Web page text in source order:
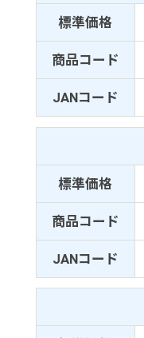
標準価格
商品コード
JANコード
標準価格
商品コード
JANコード